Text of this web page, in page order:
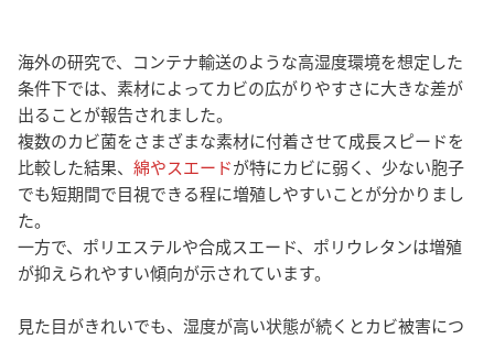
海外の研究で、コンテナ輸送のような高湿度環境を想定した
条件下では、素材によってカビの広がりやすさに大きな差が
出ることが報告されました。
複数のカビ菌をさまざまな素材に付着させて成長スピードを
比較した結果、 綿やスエードが特にカビに弱く、少ない胞子
でも短期間で目視できる程に増殖しやすいことが分かりまし
た。
一方で、ポリエステルや合成スエード、ポリウレタンは増殖
が抑えられやすい傾向が示されています。
見た目がきれいでも、湿度が高い状態が続くとカビ被害につ